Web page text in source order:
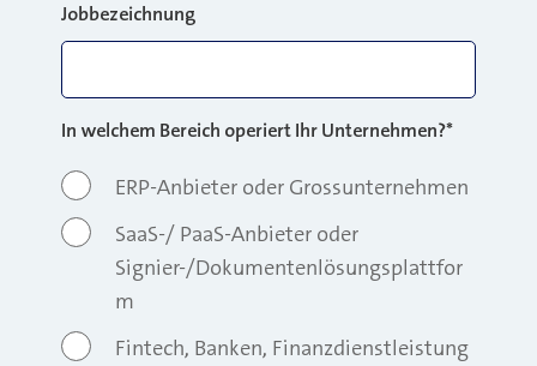
Jobbezeichnung
In welchem Bereich operiert Ihr Unternehmen?*
ERP-Anbieter oder Grossunternehmen
SaaS-/ PaaS-Anbieter oder
Signier-/Dokumentenlösungsplattfor
m
Fintech, Banken, Finanzdienstleistung